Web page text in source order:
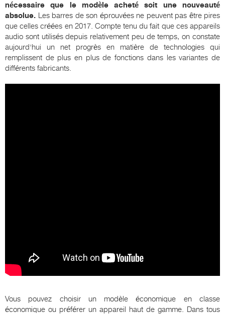
nécessaire que le modèle acheté soit une nouveauté
absolue. Les barres de son éprouvées ne peuvent pas être pires
que celles créées en 2017. Compte tenu du fait que ces appareils
audio sont utilisés depuis relativement peu de temps, on constate
aujourd'hui un net progrès en matière de technologies qui
remplissent de plus en plus de fonctions dans les variantes de
différents fabricants.
Vous pouvez choisir un modèle économique en classe
économique ou préférer un appareil haut de gamme. Dans tous